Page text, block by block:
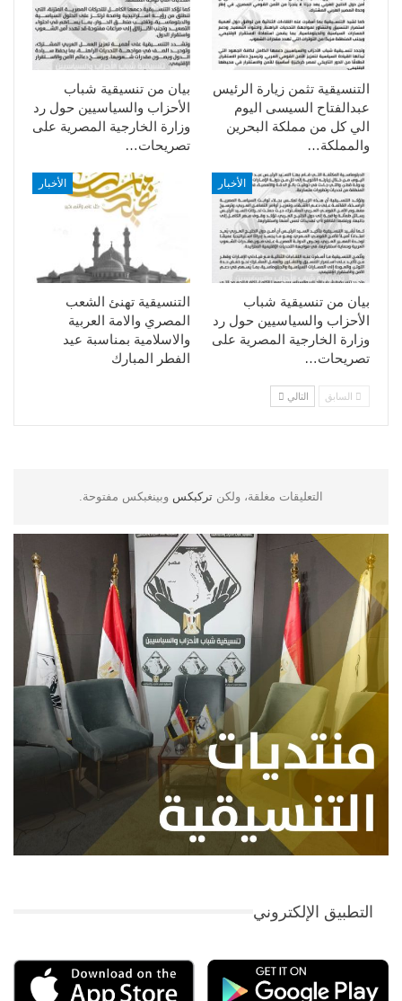
بيان من تنسيقية شباب
الأحزاب والسياسيين حول رد
وزارة الخارجية المصرية على
تصريحات…
التنسيقية تثمن زيارة الرئيس
عبدالفتاح السيسى اليوم
الي كل من مملكة البحرين
والمملكة…
الأخبار
التنسيقية تهنئ الشعب
المصري والامة العربية
والاسلامية بمناسبة عيد
الفطر المبارك
الأخبار
بيان من تنسيقية شباب
الأحزاب والسياسيين حول رد
وزارة الخارجية المصرية على
تصريحات…
السابق التالي
التعليقات مغلقة، ولكن تركبكس وبينغبكس مفتوحة.
التطبيق الإلكتروني